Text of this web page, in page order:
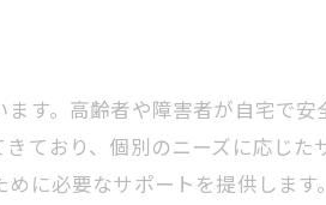
す。高齢者や障害者が自宅で
ており、個別のニーズに応じ
に必要なサポートを提供しま